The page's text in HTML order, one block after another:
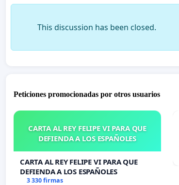
This discussion has been closed.
Peticiones promocionadas por otros usuarios
CARTA AL REY FELIPE VI PARA QUE
DEFIENDA A LOS ESPAÑOLES
CARTA AL REY FELIPE VI PARA QUE
DEFIENDA A LOS ESPAÑOLES
3 330 firmas